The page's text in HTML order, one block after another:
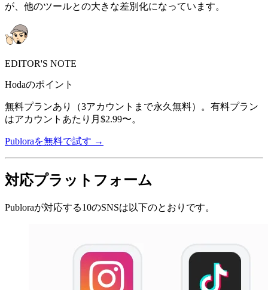
が、他のツールとの大きな差別化になっています。
EDITOR'S NOTE
Hodaのポイント
無料プランあり（3アカウントまで永久無料）。有料プラン
はアカウントあたり月$2.99〜。
Publoraを無料で試す →
対応プラットフォーム
Publoraが対応する10のSNSは以下のとおりです。